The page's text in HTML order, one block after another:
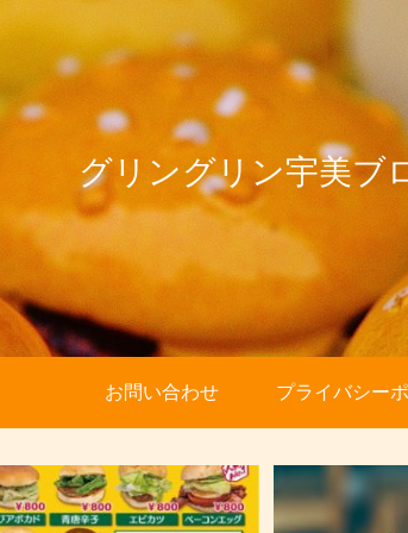
グリングリン宇美ブ
お問い合わせ プライバシー